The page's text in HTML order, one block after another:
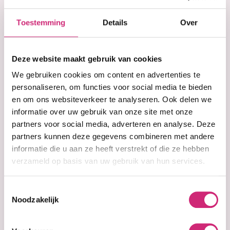
Toestemming Details Over
Deze website maakt gebruik van cookies
We gebruiken cookies om content en advertenties te
personaliseren, om functies voor social media te bieden
en om ons websiteverkeer te analyseren. Ook delen we
informatie over uw gebruik van onze site met onze
partners voor social media, adverteren en analyse. Deze
partners kunnen deze gegevens combineren met andere
informatie die u aan ze heeft verstrekt of die ze hebben
verzameld op basis van uw gebruik van hun services.
Noodzakelijk
natuurlijk te bedekken. Perfect voor tussentijdse
touch-ups en geschikt voor dagelijks gebruik.
Wat is een grey hair
treatment?
Een grey hair treatment is een haarproduct dat
tijdelijk grijze haren verbergt en de natuurlijke
haarkleur herstelt. Het is een snelle en effectieve
oplossing voor wie last heeft van uitgroei of
vroegtijdige vergrijzing. In tegenstelling tot
permanente haarverf, hoef je met een grey hair
treatment niet te verven of te mengen. Je brengt
Wat is het verschil
Korting
op je
eerste
bestelling